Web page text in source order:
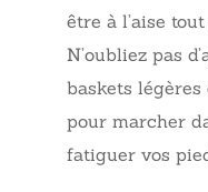
être à l’aise
N’oubliez pas
baskets légères
pour marcher
fatiguer vos